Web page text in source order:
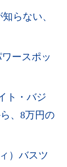
らない、
ワースポッ
ト・バジ
、8万円の
）バスツ